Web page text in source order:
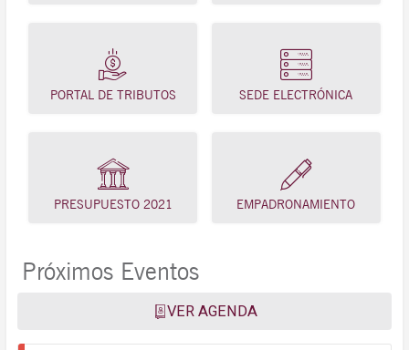
PORTAL DE TRIBUTOS SEDE ELECTRÓNICA
PRESUPUESTO 2021 EMPADRONAMIENTO
Próximos Eventos
VER AGENDA